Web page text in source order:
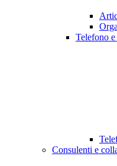
Telefono e
Consulenti e